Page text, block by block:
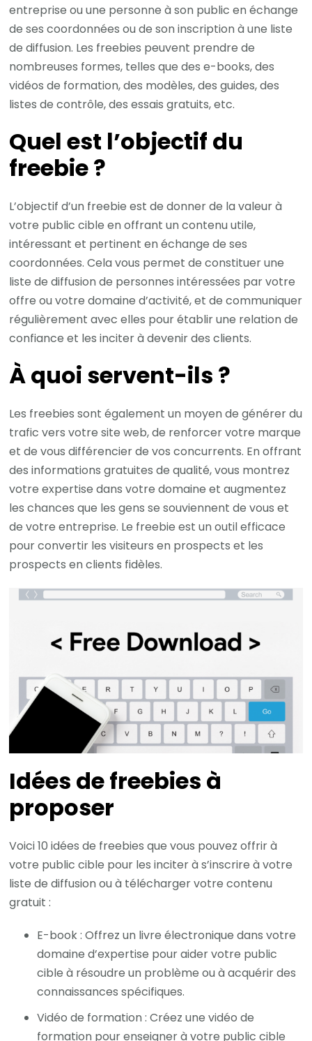
entreprise ou une personne à son public en échange
de ses coordonnées ou de son inscription à une liste
de diffusion. Les freebies peuvent prendre de
nombreuses formes, telles que des e-books, des
vidéos de formation, des modèles, des guides, des
listes de contrôle, des essais gratuits, etc.
Quel est l’objectif du
freebie ?
L’objectif d’un freebie est de donner de la valeur à
votre public cible en offrant un contenu utile,
intéressant et pertinent en échange de ses
coordonnées. Cela vous permet de constituer une
liste de diffusion de personnes intéressées par votre
offre ou votre domaine d’activité, et de communiquer
régulièrement avec elles pour établir une relation de
confiance et les inciter à devenir des clients.
À quoi servent-ils ?
Les freebies sont également un moyen de générer du
trafic vers votre site web, de renforcer votre marque
et de vous différencier de vos concurrents. En offrant
des informations gratuites de qualité, vous montrez
votre expertise dans votre domaine et augmentez
les chances que les gens se souviennent de vous et
de votre entreprise. Le freebie est un outil efficace
pour convertir les visiteurs en prospects et les
prospects en clients fidèles.
Idées de freebies à
proposer
Voici 10 idées de freebies que vous pouvez offrir à
votre public cible pour les inciter à s’inscrire à votre
liste de diffusion ou à télécharger votre contenu
gratuit :
E-book : Offrez un livre électronique dans votre
domaine d’expertise pour aider votre public
cible à résoudre un problème ou à acquérir des
connaissances spécifiques.
Vidéo de formation : Créez une vidéo de
formation pour enseigner à votre public cible